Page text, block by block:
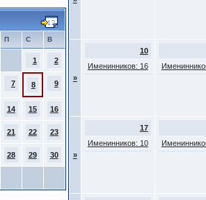
П С В
1 2
7 8 9
14 15 16
21 22 23
28 29 30
»
10
Именинников: 16
»
17
Именинников: 10